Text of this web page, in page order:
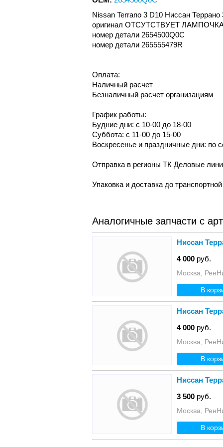
Nissan Terrano 3 D10 Ниссан
оригинал ОТСУТСТВУЕТ
номер детали 2654500Q0C
номер детали 265555479R
Оплата:
Наличный расчет
Безналичный расчет организациям
График работы:
Будние дни: с 10-00 до 18-00
Суббота: с 11-00 до 15-00
Воскресенье и праздничные дни: по
Отправка в регионы ТК Деловые
Упаковка и доставка до
Аналогичные запчасти с
Ниссан
4 000 руб.
Москва,
В
Ниссан
4 000 руб.
Москва,
В
Ниссан
3 500 руб.
Москва,
В